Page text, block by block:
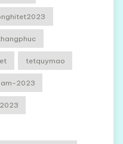
tetquymao
2023